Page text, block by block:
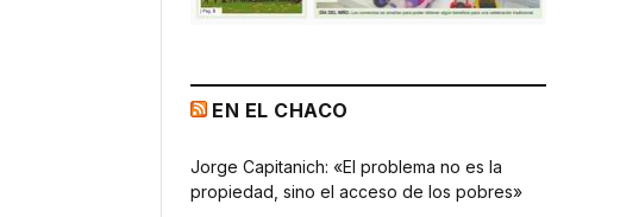
EN EL CHACO
Jorge Capitanich: «El problema no es la
propiedad, sino el acceso de los pobres»